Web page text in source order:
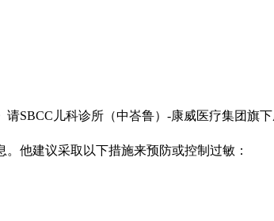
SBCC儿科诊所（中峇鲁）-康威医疗集团旗
他建议采取以下措施来预防或控制过敏：